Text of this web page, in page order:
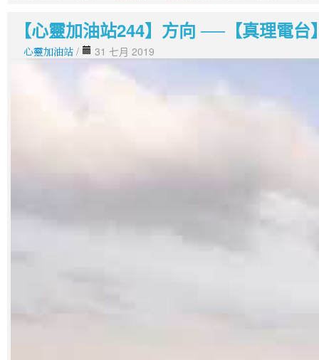
【心靈加油站244】方向 ──【真理電台
心靈加油站 / 31 七月 2019